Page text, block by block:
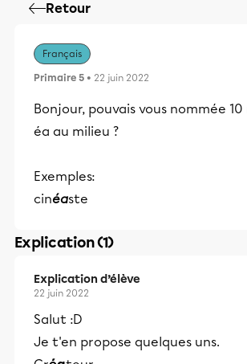
Retour
Français
Primaire 5 • 22 juin 2022
Bonjour, pouvais vous nommée
éa au milieu ?
Exemples:
cinéaste
Explication (1)
Explication d’élève
22 juin 2022
Salut :D
Je t'en propose quelques uns.